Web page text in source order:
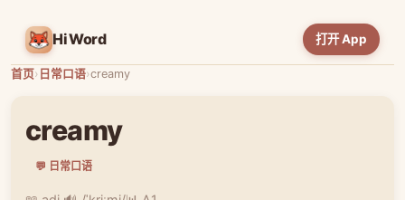
HiWord 打开 App
首页› 日常口语›creamy
creamy
💬 日常口语